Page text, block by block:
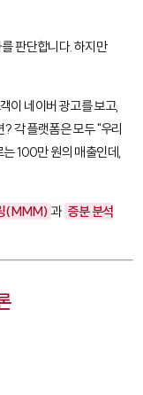
판단합니다. 하지만
이 네이버 광고를 보고,
각 플랫폼은 모두 "우리
100만 원의 매출인데,
(MMM) 과 증분 분석